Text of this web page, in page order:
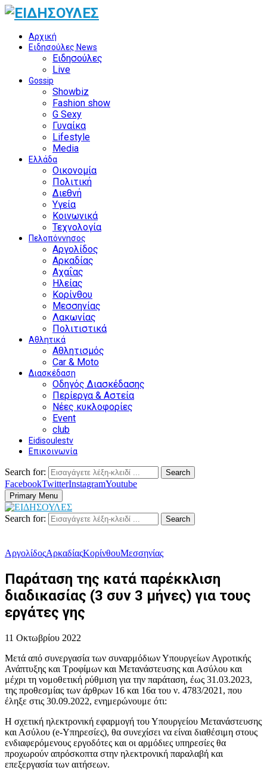
Αρχική
Ειδησούλες News
Ειδησούλες
Live
Gossip
Showbiz
Fashion show
G Sexy
Γυναίκα
Lifestyle
Media
Ελλάδα
Οικονομία
Πολιτική
Διεθνή
Υγεία
Κοινωνικά
Τεχνολογία
Πελοπόννησος
Αργολίδος
Αρκαδίας
Αχαΐας
Ηλείας
Κορίνθου
Μεσσηνίας
Λακωνίας
Πολιτιστικά
Αθλητικά
Αθλητισμός
Car & Moto
Διασκέδαση
Οδηγός Διασκέδασης
Περίεργα & Αστεία
Νέες κυκλοφορίες
Event
club
Eidisoulestv
Επικοινωνία
Search for: Search
FacebookTwitterInstagramYoutube
Primary Menu
Search for: Search
ΑργολίδοςΑρκαδίαςΚορίνθουΜεσσηνίας
Παράταση της κατά παρέκκλιση
διαδικασίας (3 συν 3 μήνες) για τους
εργάτες γης
11 Οκτωβρίου 2022
Μετά από συνεργασία των συναρμόδιων Υπουργείων Αγροτικής
Ανάπτυξης και Τροφίμων και Μετανάστευσης και Ασύλου και
μέχρι τη νομοθετική ρύθμιση για την παράταση, έως 31.03.2023,
της προθεσμίας των άρθρων 16 και 16α του ν. 4783/2021, που
έληξε στις 30.09.2022, ενημερώνουμε ότι:
Η σχετική ηλεκτρονική εφαρμογή του Υπουργείου Μετανάστευσης
και Ασύλου (e-Υπηρεσίες), θα συνεχίσει να είναι διαθέσιμη στους
ενδιαφερόμενους εργοδότες και οι αρμόδιες υπηρεσίες θα
προχωρούν απρόσκοπτα στην ηλεκτρονική παραλαβή και
επεξεργασία των αιτήσεων.